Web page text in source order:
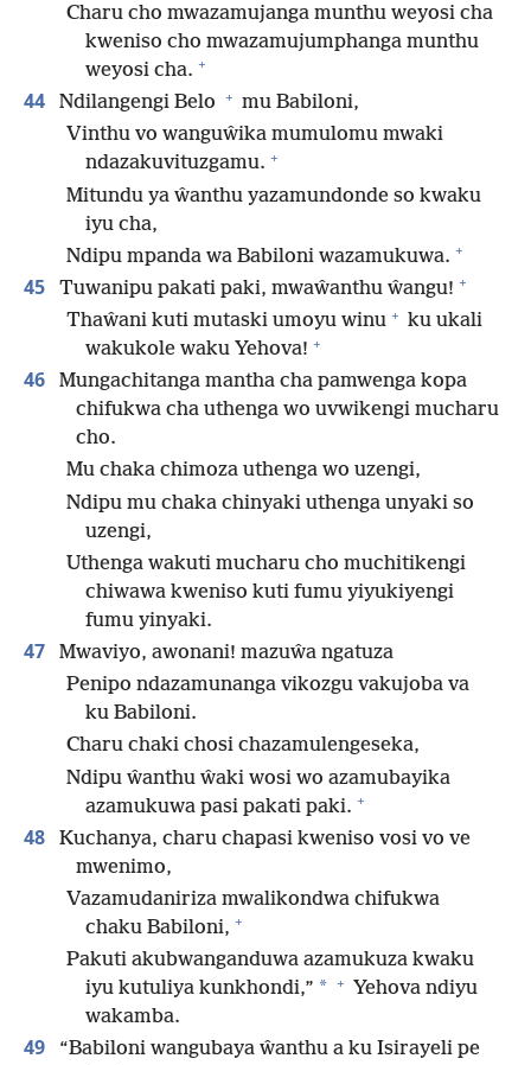
Charu cho mwazamujanga munthu weyosi cha
kweniso cho mwazamujumphanga munthu
weyosi cha. +
44 Ndilangengi Belo + mu Babiloni,
Vinthu vo wanguŵika mumulomu mwaki
ndazakuvituzgamu. +
Mitundu ya ŵanthu yazamundonde so kwaku
iyu cha,
Ndipu mpanda wa Babiloni wazamukuwa. +
45 Tuwanipu pakati paki, mwaŵanthu ŵangu! +
Thaŵani kuti mutaski umoyu winu + ku ukali
wakukole waku Yehova! +
46
Mungachitanga mantha cha pamwenga kopa
chifukwa cha uthenga wo uvwikengi mucharu
cho.
Mu chaka chimoza uthenga wo uzengi,
Ndipu mu chaka chinyaki uthenga unyaki so
uzengi,
Uthenga wakuti mucharu cho muchitikengi
chiwawa kweniso kuti fumu yiyukiyengi
fumu yinyaki.
47
Mwaviyo, awonani! mazuŵa ngatuza
Penipo ndazamunanga vikozgu vakujoba va
ku Babiloni.
Charu chaki chosi chazamulengeseka,
Ndipu ŵanthu ŵaki wosi wo azamubayika
azamukuwa pasi pakati paki. +
48
Kuchanya, charu chapasi kweniso vosi vo ve
mwenimo,
Vazamudaniriza mwalikondwa chifukwa
chaku Babiloni, +
Pakuti akubwanganduwa azamukuza kwaku
iyu kutuliya kunkhondi,” * + Yehova ndiyu
wakamba.
49
“Babiloni wangubaya ŵanthu a ku Isirayeli pe